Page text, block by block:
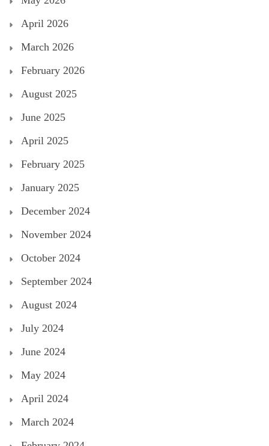
April 2026
March 2026
February 2026
August 2025
June 2025
April 2025
February 2025
January 2025
December 2024
November 2024
October 2024
September 2024
August 2024
July 2024
June 2024
May 2024
April 2024
March 2024